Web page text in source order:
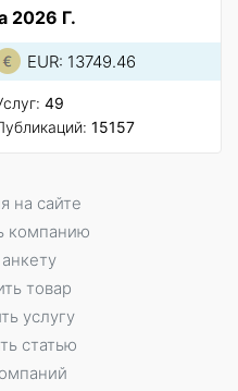
2026 Г.
EUR: 13749.46
49
15157
на сайте
компанию
товар
услугу
статью